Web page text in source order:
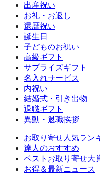
出産祝い
お礼・お返し
還暦祝い
誕生日
子どものお祝い
高級ギフト
サプライズギフト
名入れサービス
内祝い
結婚式・引き出物
退職ギフト
異動・退職挨拶
お取り寄せ人気ラン
達人のおすすめ
ベストお取り寄せ大
お得＆最新ニュース